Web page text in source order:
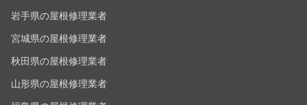
岩手県の屋根修理業者
宮城県の屋根修理業者
秋田県の屋根修理業者
山形県の屋根修理業者